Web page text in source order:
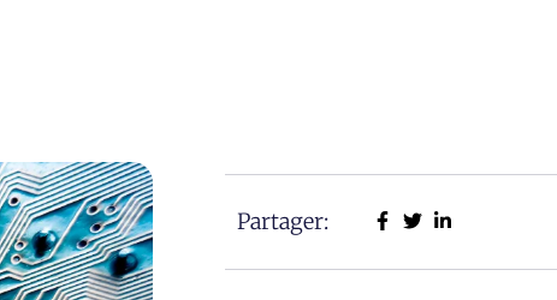
Partager: